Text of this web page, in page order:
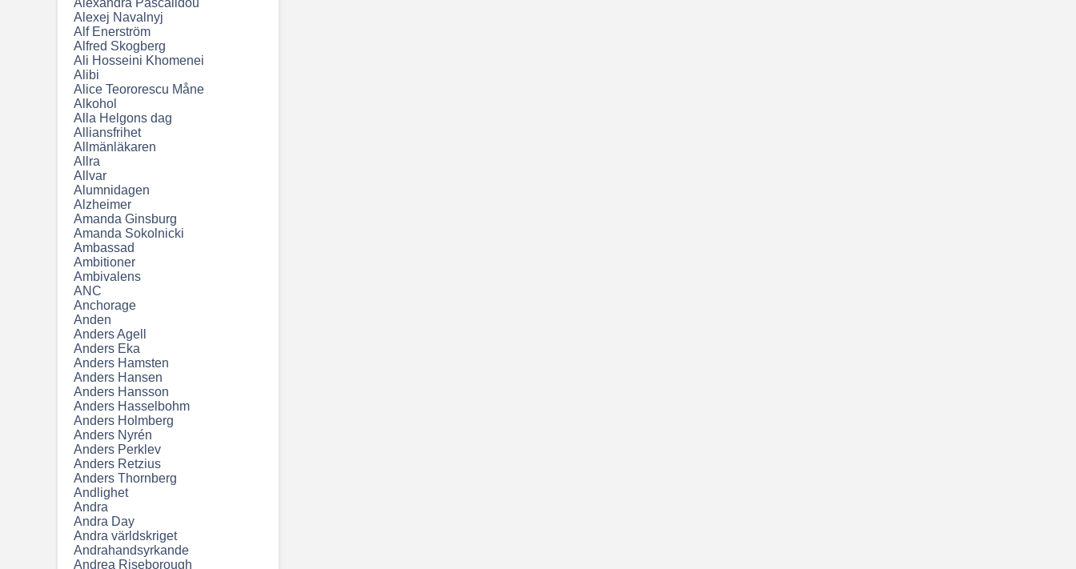
Alexandra Pascalidou
Alexej Navalnyj
Alf Enerström
Alfred Skogberg
Ali Hosseini Khomenei
Alibi
Alice Teororescu Måne
Alkohol
Alla Helgons dag
Alliansfrihet
Allmänläkaren
Allra
Allvar
Alumnidagen
Alzheimer
Amanda Ginsburg
Amanda Sokolnicki
Ambassad
Ambitioner
Ambivalens
ANC
Anchorage
Anden
Anders Agell
Anders Eka
Anders Hamsten
Anders Hansen
Anders Hansson
Anders Hasselbohm
Anders Holmberg
Anders Nyrén
Anders Perklev
Anders Retzius
Anders Thornberg
Andlighet
Andra
Andra Day
Andra världskriget
Andrahandsyrkande
Andrea Riseborough